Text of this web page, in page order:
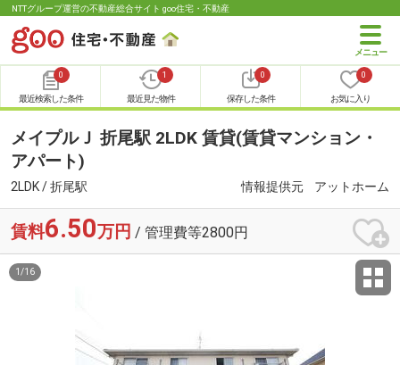
NTTグループ運営の不動産総合サイト goo住宅・不動産
0
最近検索した条件
1
最近見た物件
0
保存した条件
0
お気に入り
メイプルＪ 折尾駅 2LDK 賃貸(賃貸マンション・
アパート)
2LDK / 折尾駅 情報提供元 アットホーム
賃料6.50万円 / 管理費等2800円
1 /16